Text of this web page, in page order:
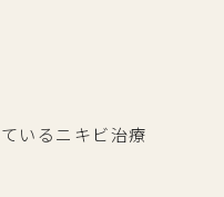
いるニキビ治療